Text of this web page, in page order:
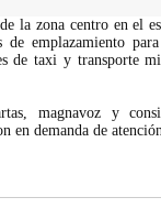
la zona centro en el
de emplazamiento
de taxi y transporte
magnavoz y
en demanda de